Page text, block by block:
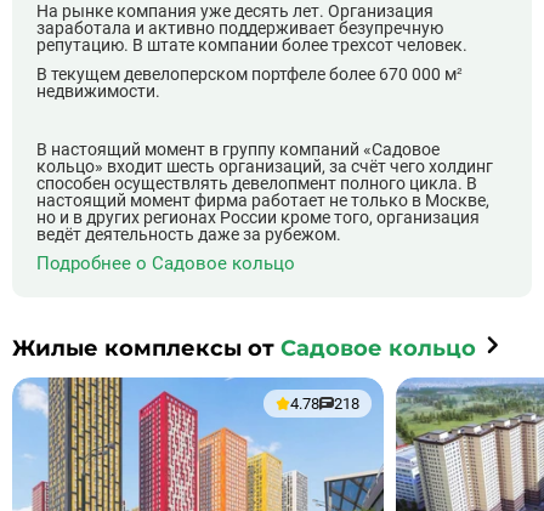
На рынке компания уже десять лет. Организация
заработала и активно поддерживает безупречную
репутацию. В штате компании более трехсот человек.
В текущем девелоперском портфеле более 670 000 м²
недвижимости.
В настоящий момент в группу компаний «Садовое
кольцо» входит шесть организаций, за счёт чего холдинг
способен осуществлять девелопмент полного цикла. В
настоящий момент фирма работает не только в Москве,
но и в других регионах России кроме того, организация
ведёт деятельность даже за рубежом.
Подробнее о Садовое кольцо
Жилые комплексы от Садовое кольцо
4.78 218